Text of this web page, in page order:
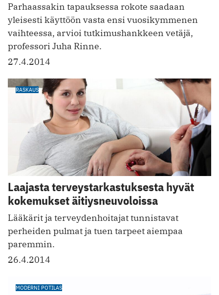
Parhaassakin tapauksessa rokote saadaan
yleisesti käyttöön vasta ensi vuosikymmenen
vaihteessa, arvioi tutkimushankkeen vetäjä,
professori Juha Rinne.
27.4.2014
RASKAUS
Laajasta terveystarkastuksesta hyvät
kokemukset äitiysneuvoloissa
Lääkärit ja terveydenhoitajat tunnistavat
perheiden pulmat ja tuen tarpeet aiempaa
paremmin.
26.4.2014
MODERNI POTILAS